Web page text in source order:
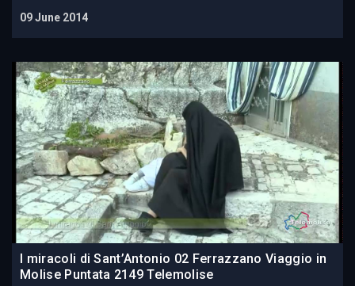
09 June 2014
I miracoli di Sant’Antonio 02 Ferrazzano Viaggio in
Molise Puntata 2149 Telemolise